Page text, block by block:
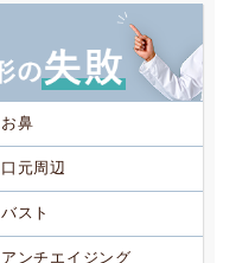
お鼻
口元周辺
バスト
アンチエイジング